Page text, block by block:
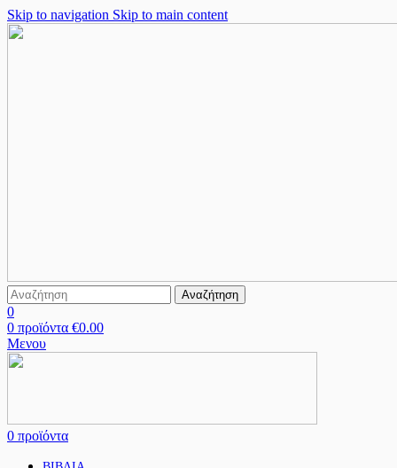
Skip to navigation Skip to main content
Αναζήτηση
0
0 προϊόντα €0.00
Μενου
0 προϊόντα